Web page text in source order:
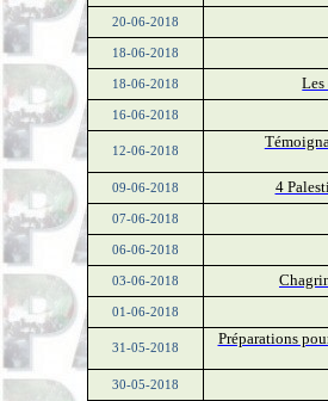
20-06-2018
18-06-2018
18-06-2018 Les
16-06-2018
12-06-2018
09-06-2018 4
07-06-2018
06-06-2018
03-06-2018
01-06-2018
31-05-2018
Préparations
30-05-2018